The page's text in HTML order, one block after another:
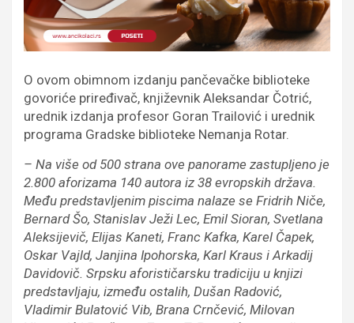
O ovom obimnom izdanju pančevačke biblioteke
govoriće priređivač, književnik Aleksandar Čotrić,
urednik izdanja profesor Goran Trailović i urednik
programa Gradske biblioteke Nemanja Rotar.
– Na više od 500 strana ove panorame zastupljeno je
2.800 aforizama 140 autora iz 38 evropskih država.
Među predstavljenim piscima nalaze se Fridrih Niče,
Bernard Šo, Stanislav Ježi Lec, Emil Sioran, Svetlana
Aleksijevič, Elijas Kaneti, Franc Kafka, Karel Čapek,
Oskar Vajld, Janjina Ipohorska, Karl Kraus i Arkadij
Davidovič. Srpsku aforističarsku tradiciju u knjizi
predstavljaju, između ostalih, Dušan Radović,
Vladimir Bulatović Vib, Brana Crnčević, Milovan